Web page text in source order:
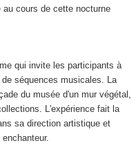
cours de cette nocturne
qui invite les participants à
séquences musicales. La
du musée d'un mur végétal,
L'expérience fait la
sa direction artistique et